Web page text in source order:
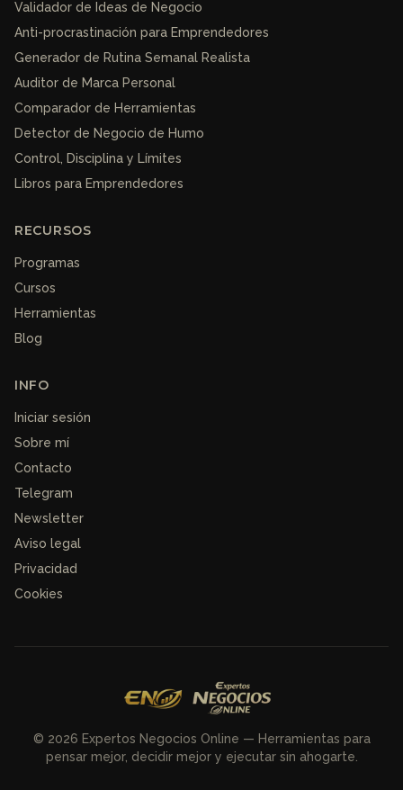
Validador de Ideas de Negocio
Anti-procrastinación para Emprendedores
Generador de Rutina Semanal Realista
Auditor de Marca Personal
Comparador de Herramientas
Detector de Negocio de Humo
Control, Disciplina y Límites
Libros para Emprendedores
RECURSOS
Programas
Cursos
Herramientas
Blog
INFO
Iniciar sesión
Sobre mí
Contacto
Telegram
Newsletter
Aviso legal
Privacidad
Cookies
© 2026 Expertos Negocios Online — Herramientas para
pensar mejor, decidir mejor y ejecutar sin ahogarte.